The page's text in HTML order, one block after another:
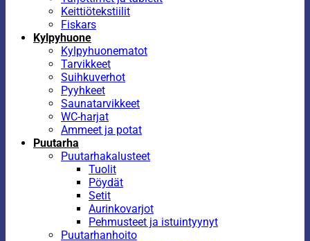
Keittiötekstiilit
Fiskars
Kylpyhuone
Kylpyhuonematot
Tarvikkeet
Suihkuverhot
Pyyhkeet
Saunatarvikkeet
WC-harjat
Ammeet ja potat
Puutarha
Puutarhakalusteet
Tuolit
Pöydät
Setit
Aurinkovarjot
Pehmusteet ja istuintyynyt
Puutarhanhoito